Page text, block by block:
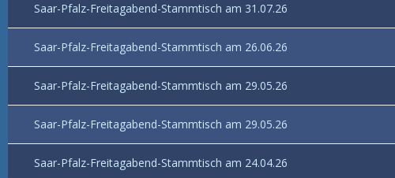
Saar-Pfalz-Freitagabend-Stammtisch am 31.07.26
Saar-Pfalz-Freitagabend-Stammtisch am 26.06.26
Saar-Pfalz-Freitagabend-Stammtisch am 29.05.26
Saar-Pfalz-Freitagabend-Stammtisch am 29.05.26
Saar-Pfalz-Freitagabend-Stammtisch am 24.04.26